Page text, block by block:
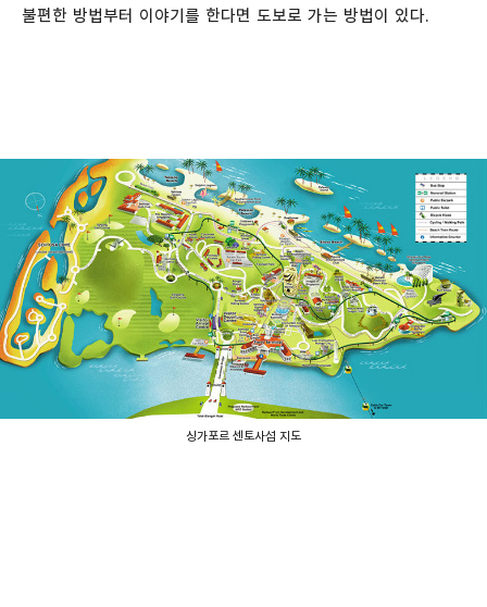
불편한 방법부터 이야기를 한다면 도보로 가는 방법이 있다.
싱가포르 센토사섬 지도